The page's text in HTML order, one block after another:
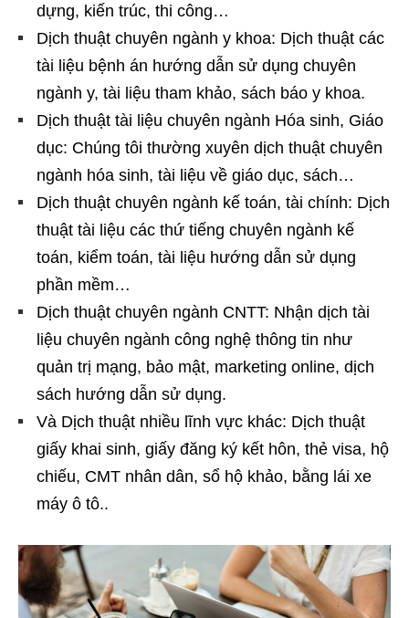
dựng, kiến trúc, thi công…
Dịch thuật chuyên ngành y khoa: Dịch thuật các
tài liệu bệnh án hướng dẫn sử dụng chuyên
ngành y, tài liệu tham khảo, sách báo y khoa.
Dịch thuật tài liệu chuyên ngành Hóa sinh, Giáo
dục: Chúng tôi thường xuyên dịch thuật chuyên
ngành hóa sinh, tài liệu về giáo dục, sách…
Dịch thuật chuyên ngành kế toán, tài chính: Dịch
thuật tài liệu các thứ tiếng chuyên ngành kế
toán, kiểm toán, tài liệu hướng dẫn sử dụng
phần mềm…
Dịch thuật chuyên ngành CNTT: Nhận dịch tài
liệu chuyên ngành công nghệ thông tin như
quản trị mạng, bảo mật, marketing online, dịch
sách hướng dẫn sử dụng.
Và Dịch thuật nhiều lĩnh vực khác: Dịch thuật
giấy khai sinh, giấy đăng ký kết hôn, thẻ visa, hộ
chiếu, CMT nhân dân, sổ hộ khảo, bằng lái xe
máy ô tô..